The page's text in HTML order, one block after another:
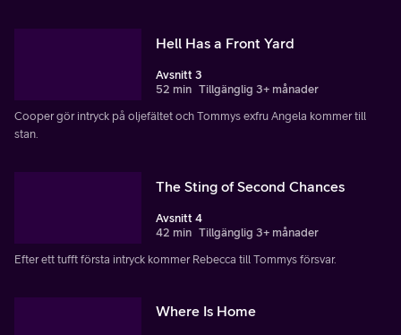
Hell Has a Front Yard
Avsnitt 3
52 min Tillgänglig 3+ månader
Cooper gör intryck på oljefältet och Tommys exfru Angela kommer till
stan.
The Sting of Second Chances
Avsnitt 4
42 min Tillgänglig 3+ månader
Efter ett tufft första intryck kommer Rebecca till Tommys försvar.
Where Is Home